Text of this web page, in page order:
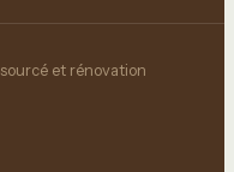
et rénovation